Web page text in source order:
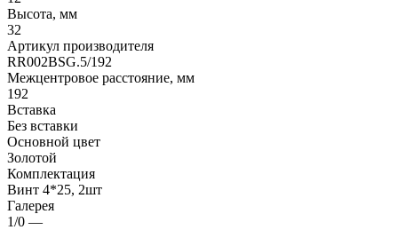
Высота, мм
32
Артикул производителя
RR002BSG.5/192
Межцентровое расстояние, мм
192
Вставка
Без вставки
Основной цвет
Золотой
Комплектация
Винт 4*25, 2шт
Галерея
1/0 —